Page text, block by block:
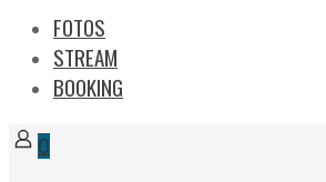
FOTOS
STREAM
BOOKING
0